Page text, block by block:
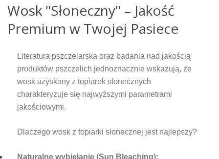
Wosk "Słoneczny" – Jakość
Premium w Twojej Pasiece
Literatura pszczelarska oraz badania nad jakością
produktów pszczelich jednoznacznie wskazują, że
wosk uzyskany z topiarek słonecznych
charakteryzuje się najwyższymi parametrami
jakościowymi.
Dlaczego wosk z topiarki słonecznej jest najlepszy?
Naturalne wybielanie (Sun Bleaching):